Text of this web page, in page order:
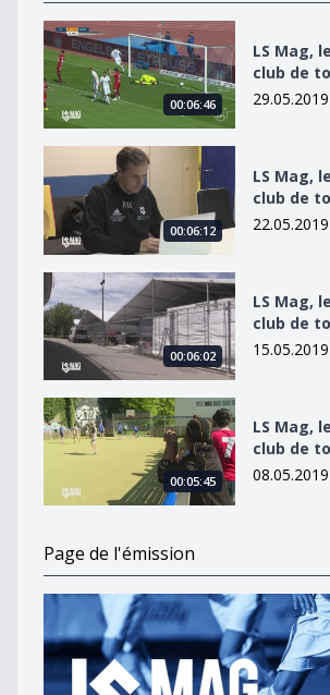
LS Mag, le magazine du club de
00:06:46
LS Mag,
club de
29.05.2019
LS Mag, le magazine du club de
00:06:12
LS Mag,
club de
22.05.2019
LS Mag, le magazine du club de
00:06:02
LS Mag,
club de
15.05.2019
LS Mag, le magazine du club de
00:05:45
LS Mag,
club de
08.05.2019
Page de l'émission